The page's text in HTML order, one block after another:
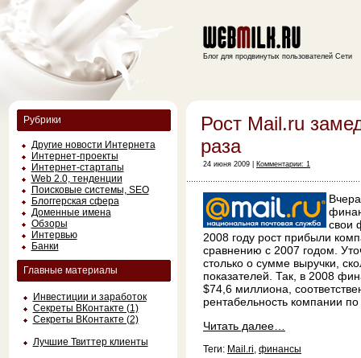
Рубрики
Другие новости Интернета
Интернет-проекты
Интернет-стартапы
Web 2.0, тенденции
Поисковые системы, SEO
Блоггерская сфера
Доменные имена
Обзоры
Интервью
Банки
Главные материалы
Инвестиции и заработок
Секреты ВКонтакте (1)
Секреты ВКонтакте (2)
Лучшие Твиттер клиенты
Блог для продвинутых пользователей Сети
Рост Mail.ru
раза
24 июня 2009 | Комментарии: 1
свои
2008 году рост прибыли
сравнению с 2007 годом.
столько о сумме выручки,
показателей. Так, в 2008
$74,6 миллиона,
рентабельность компании
Читать далее…
Теги: Mail.ri, финансы